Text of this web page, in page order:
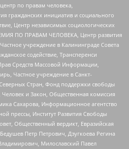
по правам человека,
гражданских инициатив и социального
Центр независимых социологических
ПО ПРАВАМ ЧЕЛОВЕКА, Центр развития
учреждение в Калининграде Совета
содействие, Трансперенси
Средств Массовой Информации,
Частное учреждение в Санкт-
Стран, Фонд поддержки свободы
и Закон, Общественная комиссия
Сахарова, Информационное агентство
прессы, Институт Развития Свободы
Общественный вердикт, Евразийская
Петр Петрович, Дзугкоева Регина
Милославский Павел